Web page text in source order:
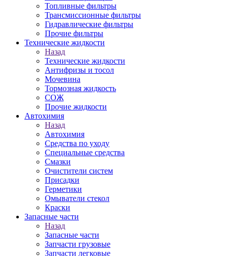
Топливные фильтры
Трансмиссионные фильтры
Гидравлические фильтры
Прочие фильтры
Технические жидкости
Назад
Технические жидкости
Антифризы и тосол
Мочевина
Тормозная жидкость
СОЖ
Прочие жидкости
Автохимия
Назад
Автохимия
Средства по уходу
Специальные средства
Смазки
Очистители систем
Присадки
Герметики
Омыватели стекол
Краски
Запасные части
Назад
Запасные части
Запчасти грузовые
Запчасти легковые